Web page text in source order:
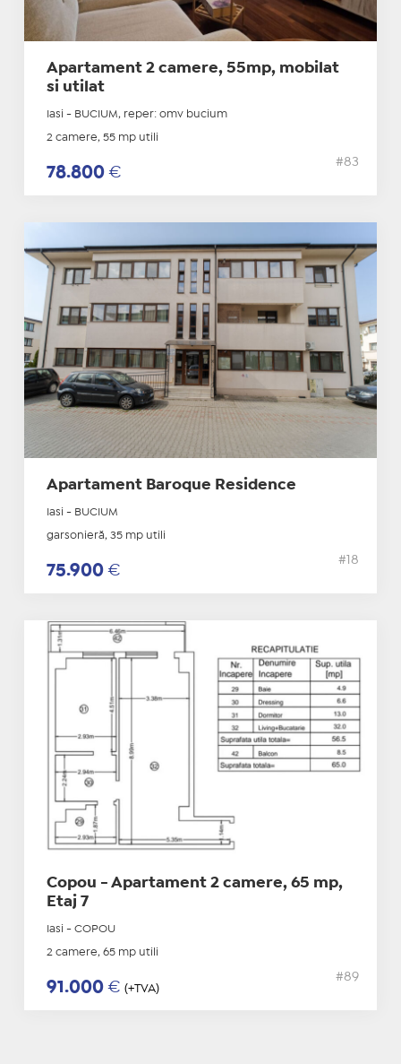
Apartament 2 camere, 55mp, mobilat
si utilat
Iasi - BUCIUM, reper: omv bucium
2 camere, 55 mp utili
78.800 €
#83
Apartament Baroque Residence
Iasi - BUCIUM
garsonieră, 35 mp utili
75.900 €
#18
Copou - Apartament 2 camere, 65 mp,
Etaj 7
Iasi - COPOU
2 camere, 65 mp utili
91.000 € (+TVA)
#89